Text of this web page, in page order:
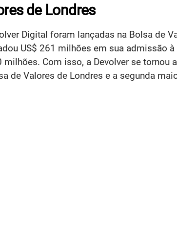
de Londres
Digital foram lançadas na Bolsa de
US$ 261 milhões em sua admissão
Com isso, a Devolver se tornou
de Valores de Londres e a segunda